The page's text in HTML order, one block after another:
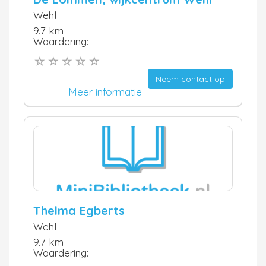
Wehl
9.7 km
Waardering:
Neem contact op
Meer informatie
Thelma Egberts
Wehl
9.7 km
Waardering: